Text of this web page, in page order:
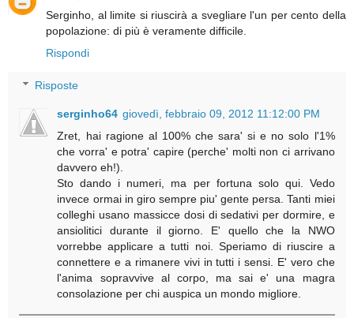
Serginho, al limite si riuscirà a svegliare l'un per cento della
popolazione: di più è veramente difficile.
Rispondi
Risposte
serginho64 giovedì, febbraio 09, 2012 11:12:00 PM
Zret, hai ragione al 100% che sara' si e no solo l'1%
che vorra' e potra' capire (perche' molti non ci arrivano
davvero eh!).
Sto dando i numeri, ma per fortuna solo qui. Vedo
invece ormai in giro sempre piu' gente persa. Tanti miei
colleghi usano massicce dosi di sedativi per dormire, e
ansiolitici durante il giorno. E' quello che la NWO
vorrebbe applicare a tutti noi. Speriamo di riuscire a
connettere e a rimanere vivi in tutti i sensi. E' vero che
l'anima sopravvive al corpo, ma sai e' una magra
consolazione per chi auspica un mondo migliore.